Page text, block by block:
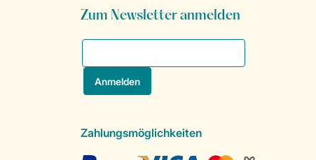
Zum Newsletter anmelden
Zahlungsmöglichkeiten